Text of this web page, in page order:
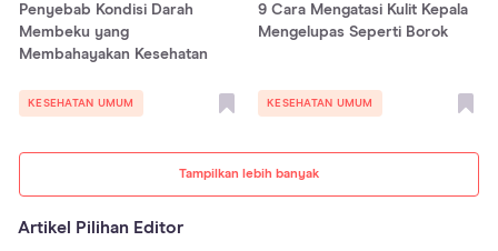
Tampilkan lebih banyak
Penyebab Kondisi Darah
Membeku yang
Membahayakan Kesehatan
KESEHATAN UMUM
9 Cara Mengatasi Kulit Kepala
Mengelupas Seperti Borok
KESEHATAN UMUM
Artikel Pilihan Editor